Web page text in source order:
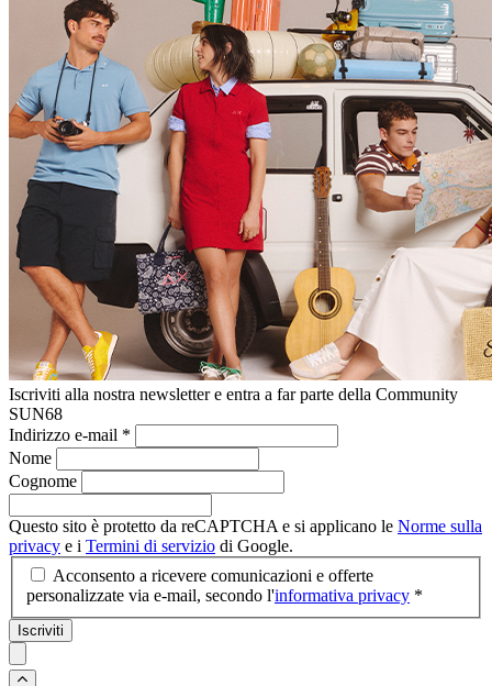
Iscriviti alla nostra newsletter e entra a far parte della Community
SUN68
Indirizzo e-mail *
Nome
Cognome
Questo sito è protetto da reCAPTCHA e si applicano le Norme sulla
privacy e i Termini di servizio di Google.
Acconsento a ricevere comunicazioni e offerte
personalizzate via e-mail, secondo l'informativa privacy *
Iscriviti